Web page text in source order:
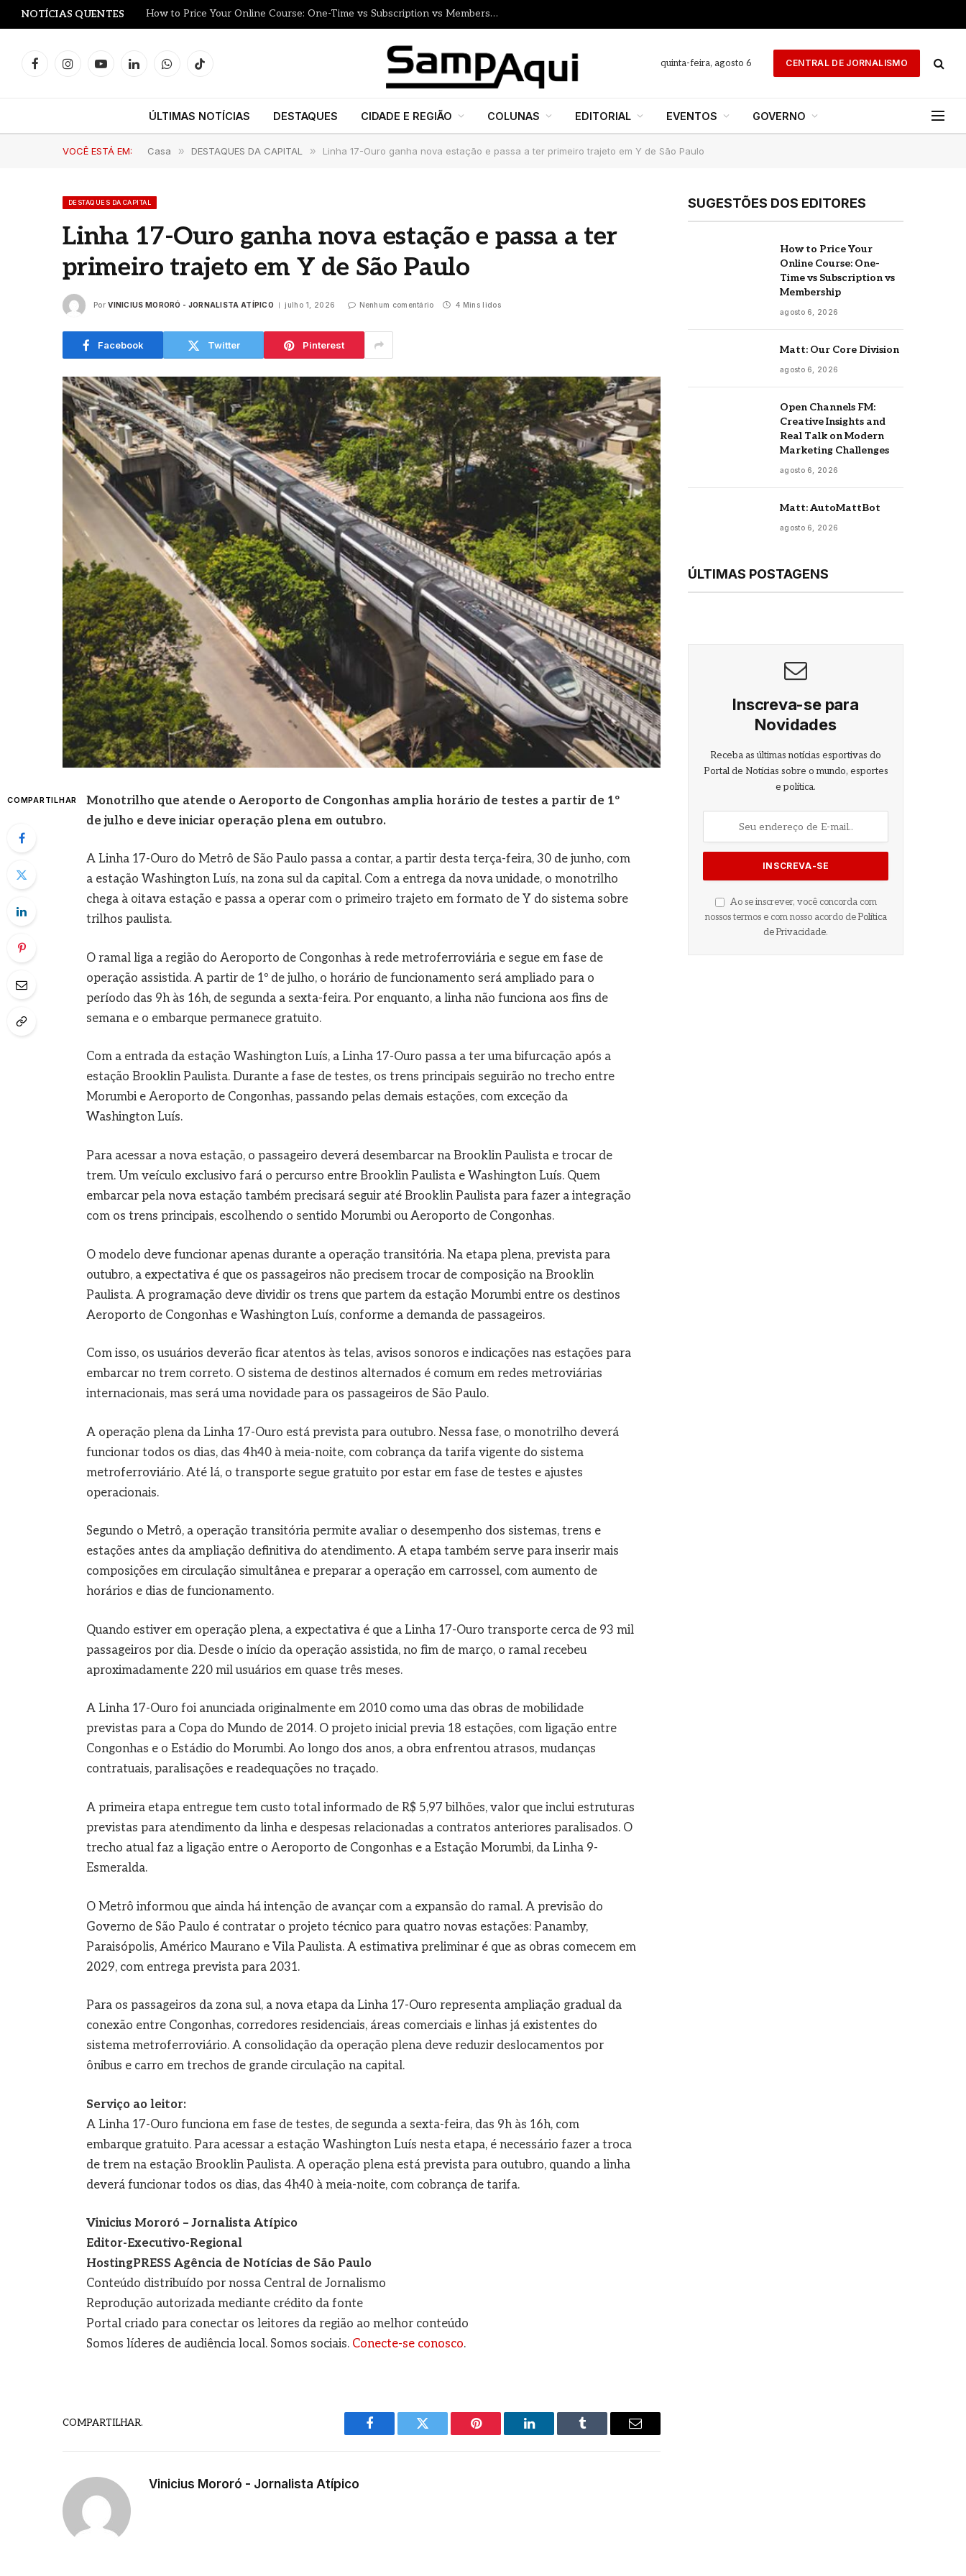
NOTÍCIAS QUENTES How to Price Your Online Course: One-Time vs Subscription vs Membership
FacebookInstagramYouTubeLinkedInWhatsAppTikTok
quinta-feira, agosto 6 CENTRAL DE JORNALISMO
ÚLTIMAS NOTÍCIAS DESTAQUES CIDADE E REGIÃO COLUNAS EDITORIAL EVENTOS GOVERNO
VOCÊ ESTÁ EM: Casa » DESTAQUES DA CAPITAL » Linha 17-Ouro ganha nova estação e passa a ter primeiro trajeto em Y de São Paulo
DESTAQUES DA CAPITAL
Linha 17-Ouro ganha nova estação e passa a ter
primeiro trajeto em Y de São Paulo
Por VINICIUS MORORÓ - JORNALISTA ATÍPICO julho 1, 2026 Nenhum comentário 4 Mins lidos
Facebook Twitter Pinterest
COMPARTILHAR
Monotrilho que atende o Aeroporto de Congonhas amplia horário de testes a partir de 1º
de julho e deve iniciar operação plena em outubro.
A Linha 17-Ouro do Metrô de São Paulo passa a contar, a partir desta terça-feira, 30 de junho, com
a estação Washington Luís, na zona sul da capital. Com a entrega da nova unidade, o monotrilho
chega à oitava estação e passa a operar com o primeiro trajeto em formato de Y do sistema sobre
trilhos paulista.
O ramal liga a região do Aeroporto de Congonhas à rede metroferroviária e segue em fase de
operação assistida. A partir de 1º de julho, o horário de funcionamento será ampliado para o
período das 9h às 16h, de segunda a sexta-feira. Por enquanto, a linha não funciona aos fins de
semana e o embarque permanece gratuito.
Com a entrada da estação Washington Luís, a Linha 17-Ouro passa a ter uma bifurcação após a
estação Brooklin Paulista. Durante a fase de testes, os trens principais seguirão no trecho entre
Morumbi e Aeroporto de Congonhas, passando pelas demais estações, com exceção da
Washington Luís.
Para acessar a nova estação, o passageiro deverá desembarcar na Brooklin Paulista e trocar de
trem. Um veículo exclusivo fará o percurso entre Brooklin Paulista e Washington Luís. Quem
embarcar pela nova estação também precisará seguir até Brooklin Paulista para fazer a integração
com os trens principais, escolhendo o sentido Morumbi ou Aeroporto de Congonhas.
O modelo deve funcionar apenas durante a operação transitória. Na etapa plena, prevista para
outubro, a expectativa é que os passageiros não precisem trocar de composição na Brooklin
Paulista. A programação deve dividir os trens que partem da estação Morumbi entre os destinos
Aeroporto de Congonhas e Washington Luís, conforme a demanda de passageiros.
Com isso, os usuários deverão ficar atentos às telas, avisos sonoros e indicações nas estações para
embarcar no trem correto. O sistema de destinos alternados é comum em redes metroviárias
internacionais, mas será uma novidade para os passageiros de São Paulo.
A operação plena da Linha 17-Ouro está prevista para outubro. Nessa fase, o monotrilho deverá
funcionar todos os dias, das 4h40 à meia-noite, com cobrança da tarifa vigente do sistema
metroferroviário. Até lá, o transporte segue gratuito por estar em fase de testes e ajustes
operacionais.
Segundo o Metrô, a operação transitória permite avaliar o desempenho dos sistemas, trens e
estações antes da ampliação definitiva do atendimento. A etapa também serve para inserir mais
composições em circulação simultânea e preparar a operação em carrossel, com aumento de
horários e dias de funcionamento.
Quando estiver em operação plena, a expectativa é que a Linha 17-Ouro transporte cerca de 93 mil
passageiros por dia. Desde o início da operação assistida, no fim de março, o ramal recebeu
aproximadamente 220 mil usuários em quase três meses.
A Linha 17-Ouro foi anunciada originalmente em 2010 como uma das obras de mobilidade
previstas para a Copa do Mundo de 2014. O projeto inicial previa 18 estações, com ligação entre
Congonhas e o Estádio do Morumbi. Ao longo dos anos, a obra enfrentou atrasos, mudanças
contratuais, paralisações e readequações no traçado.
A primeira etapa entregue tem custo total informado de R$ 5,97 bilhões, valor que inclui estruturas
previstas para atendimento da linha e despesas relacionadas a contratos anteriores paralisados. O
trecho atual faz a ligação entre o Aeroporto de Congonhas e a Estação Morumbi, da Linha 9-
Esmeralda.
O Metrô informou que ainda há intenção de avançar com a expansão do ramal. A previsão do
Governo de São Paulo é contratar o projeto técnico para quatro novas estações: Panamby,
Paraisópolis, Américo Maurano e Vila Paulista. A estimativa preliminar é que as obras comecem em
2029, com entrega prevista para 2031.
Para os passageiros da zona sul, a nova etapa da Linha 17-Ouro representa ampliação gradual da
conexão entre Congonhas, corredores residenciais, áreas comerciais e linhas já existentes do
sistema metroferroviário. A consolidação da operação plena deve reduzir deslocamentos por
ônibus e carro em trechos de grande circulação na capital.
Serviço ao leitor:
A Linha 17-Ouro funciona em fase de testes, de segunda a sexta-feira, das 9h às 16h, com
embarque gratuito. Para acessar a estação Washington Luís nesta etapa, é necessário fazer a troca
de trem na estação Brooklin Paulista. A operação plena está prevista para outubro, quando a linha
deverá funcionar todos os dias, das 4h40 à meia-noite, com cobrança de tarifa.
Vinicius Mororó – Jornalista Atípico
Editor-Executivo-Regional
HostingPRESS Agência de Notícias de São Paulo
Conteúdo distribuído por nossa Central de Jornalismo
Reprodução autorizada mediante crédito da fonte
Portal criado para conectar os leitores da região ao melhor conteúdo
Somos líderes de audiência local. Somos sociais. Conecte-se conosco.
COMPARTILHAR.
Facebook Twitter Pinterest LinkedIn Tumblr
E-
Vinicius Mororó - Jornalista Atípico
SUGESTÕES DOS EDITORES
How to Price Your
Online Course: One-
Time vs Subscription vs
Membership
agosto 6, 2026
Matt: Our Core Division
agosto 6, 2026
Open Channels FM:
Creative Insights and
Real Talk on Modern
Marketing Challenges
agosto 6, 2026
Matt: AutoMattBot
agosto 6, 2026
ÚLTIMAS POSTAGENS
Inscreva-se para
Novidades
Receba as últimas notícias esportivas do
Portal de Notícias sobre o mundo, esportes
e política.
Ao se inscrever, você concorda com
nossos termos e com nosso acordo de Política
de Privacidade.